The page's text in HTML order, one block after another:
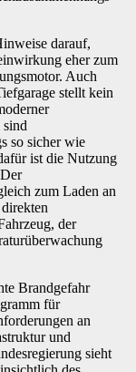
darauf,
eher zum
Auch
stellt kein
sind
so sicher wie
ist die Nutzung
zum Laden an
der
Brandgefahr
für
an
und
sieht